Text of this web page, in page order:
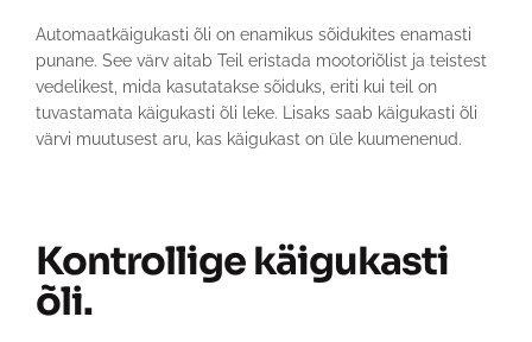
Automaatkäigukasti õli on enamikus sõidukites enamasti
punane. See värv aitab Teil eristada mootoriõlist ja teistest
vedelikest, mida kasutatakse sõiduks, eriti kui teil on
tuvastamata käigukasti õli leke. Lisaks saab käigukasti õli
värvi muutusest aru, kas käigukast on üle kuumenenud.
Kontrollige käigukasti
õli.